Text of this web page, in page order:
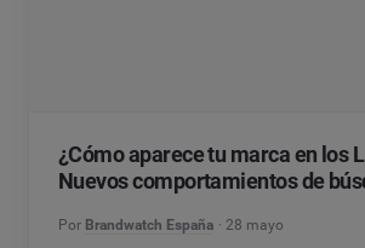
¿Cómo aparece tu marca en los
Nuevos comportamientos de
Por Brandwatch España 28 mayo